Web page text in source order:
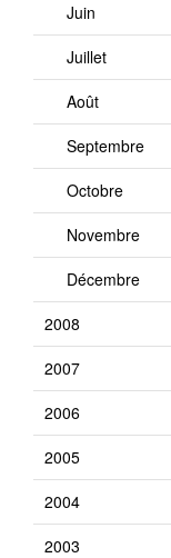
Juin
Juillet
Août
Septembre
Octobre
Novembre
Décembre
2008
2007
2006
2005
2004
2003